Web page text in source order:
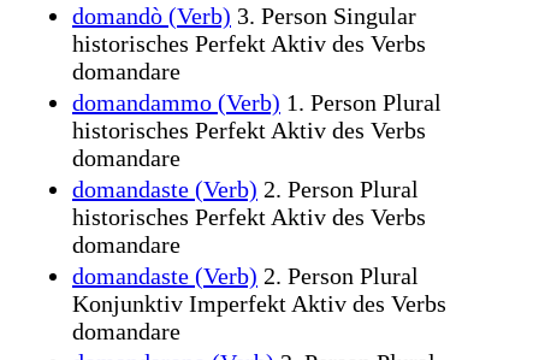
domandò (Verb) 3. Person Singular
historisches Perfekt Aktiv des Verbs
domandare
domandammo (Verb) 1. Person Plural
historisches Perfekt Aktiv des Verbs
domandare
domandaste (Verb) 2. Person Plural
historisches Perfekt Aktiv des Verbs
domandare
domandaste (Verb) 2. Person Plural
Konjunktiv Imperfekt Aktiv des Verbs
domandare